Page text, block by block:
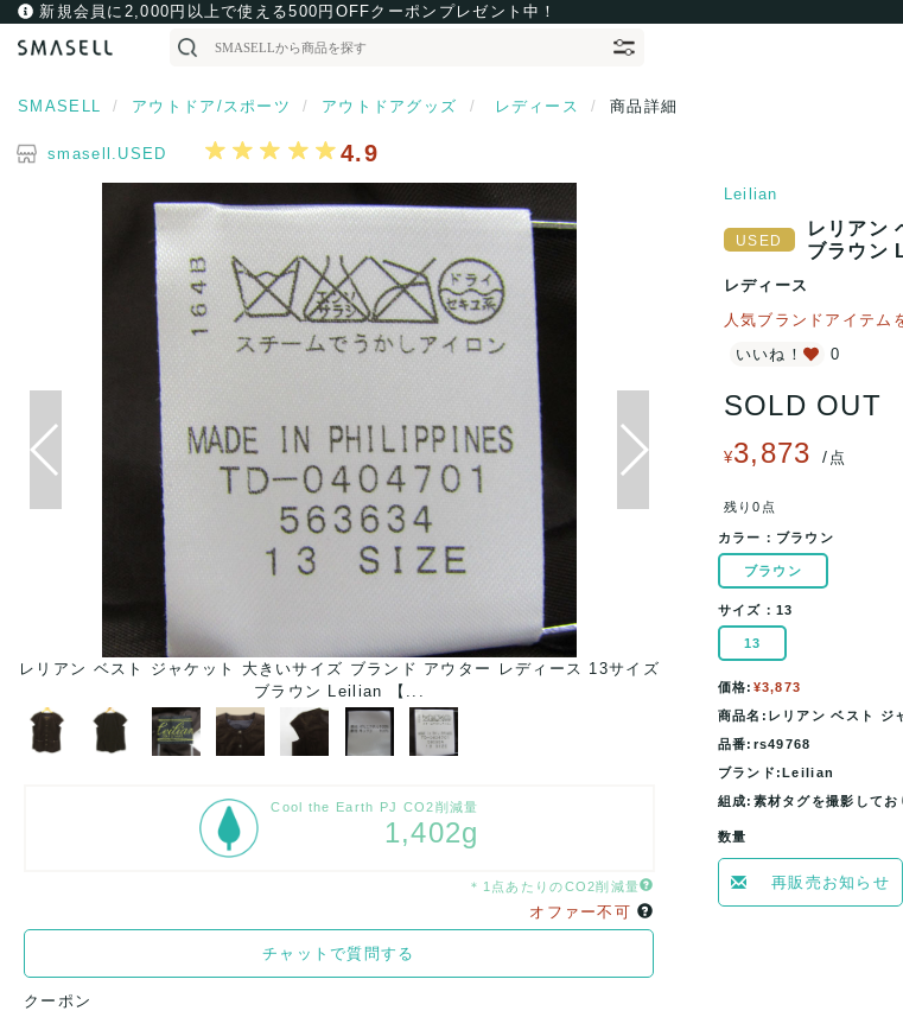
新規会員に2,000円以上で使える500円OFFクーポンプレゼント中！
SMASELL アウトドア/スポーツ アウトドアグッズ レディース 商品詳細
smasell.USED 4.9
レリアン ベスト ジャケット 大きいサイズ ブランド アウター レディース 13サイズ
ブラウン Leilian 【...
Cool the Earth PJ CO2削減量
1,402g
＊1点あたりのCO2削減量
オファー不可
チャットで質問する
Leilian
レリアン
ブラウン
レディース
人気ブランドアイテム
いいね！
0
SOLD OUT
¥3,873 / 点
残り0点
カラー： ブラウン
ブラウン
サイズ： 13
13
価格: ¥3,873
商品名:レリアン ベスト ジ
品番:rs49768
ブランド:Leilian
組成:素材タグを撮影してお
数量
再販売お知らせ
クーポン